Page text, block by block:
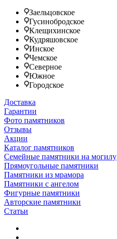
Заельцовское
Гусинобродское
Клещихинское
Кудряшовское
Инское
Чемское
Северное
Южное
Городское
Доставка
Гарантии
Фото памятников
Отзывы
Акции
Каталог памятников
Семейные памятники на могилу
Прямоугольные памятники
Памятники из мрамора
Памятники с ангелом
Фигурные памятники
Авторские памятники
Статьи